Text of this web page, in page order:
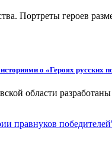
Портреты героев
о «Героях русских
области
правнуков